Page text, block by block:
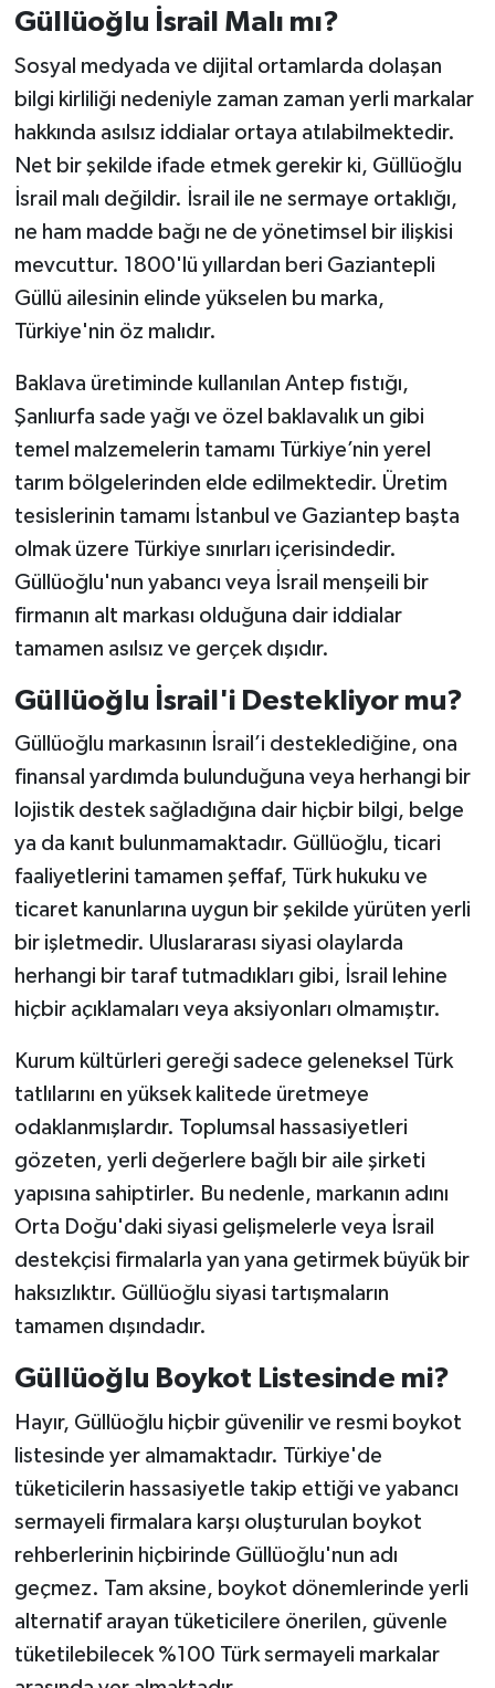
Güllüoğlu İsrail Malı mı?
Sosyal medyada ve dijital ortamlarda dolaşan
bilgi kirliliği nedeniyle zaman zaman yerli markalar
hakkında asılsız iddialar ortaya atılabilmektedir.
Net bir şekilde ifade etmek gerekir ki, Güllüoğlu
İsrail malı değildir. İsrail ile ne sermaye ortaklığı,
ne ham madde bağı ne de yönetimsel bir ilişkisi
mevcuttur. 1800'lü yıllardan beri Gaziantepli
Güllü ailesinin elinde yükselen bu marka,
Türkiye'nin öz malıdır.
Baklava üretiminde kullanılan Antep fıstığı,
Şanlıurfa sade yağı ve özel baklavalık un gibi
temel malzemelerin tamamı Türkiye’nin yerel
tarım bölgelerinden elde edilmektedir. Üretim
tesislerinin tamamı İstanbul ve Gaziantep başta
olmak üzere Türkiye sınırları içerisindedir.
Güllüoğlu'nun yabancı veya İsrail menşeili bir
firmanın alt markası olduğuna dair iddialar
tamamen asılsız ve gerçek dışıdır.
Güllüoğlu İsrail'i Destekliyor mu?
Güllüoğlu markasının İsrail’i desteklediğine, ona
finansal yardımda bulunduğuna veya herhangi bir
lojistik destek sağladığına dair hiçbir bilgi, belge
ya da kanıt bulunmamaktadır. Güllüoğlu, ticari
faaliyetlerini tamamen şeffaf, Türk hukuku ve
ticaret kanunlarına uygun bir şekilde yürüten yerli
bir işletmedir. Uluslararası siyasi olaylarda
herhangi bir taraf tutmadıkları gibi, İsrail lehine
hiçbir açıklamaları veya aksiyonları olmamıştır.
Kurum kültürleri gereği sadece geleneksel Türk
tatlılarını en yüksek kalitede üretmeye
odaklanmışlardır. Toplumsal hassasiyetleri
gözeten, yerli değerlere bağlı bir aile şirketi
yapısına sahiptirler. Bu nedenle, markanın adını
Orta Doğu'daki siyasi gelişmelerle veya İsrail
destekçisi firmalarla yan yana getirmek büyük bir
haksızlıktır. Güllüoğlu siyasi tartışmaların
tamamen dışındadır.
Güllüoğlu Boykot Listesinde mi?
Hayır, Güllüoğlu hiçbir güvenilir ve resmi boykot
listesinde yer almamaktadır. Türkiye'de
tüketicilerin hassasiyetle takip ettiği ve yabancı
sermayeli firmalara karşı oluşturulan boykot
rehberlerinin hiçbirinde Güllüoğlu'nun adı
geçmez. Tam aksine, boykot dönemlerinde yerli
alternatif arayan tüketicilere önerilen, güvenle
tüketilebilecek %100 Türk sermayeli markalar